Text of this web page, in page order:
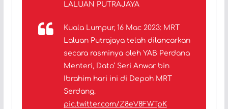
LALUAN PUTRAJAYA
Kuala Lumpur, 16 Mac 2023: MRT
Laluan Putrajaya telah dilancarkan
secara rasminya oleh YAB Perdana
Menteri, Dato’ Seri Anwar bin
Ibrahim hari ini di Depoh MRT
Serdang.
pic.twitter.com/Z8eV8FWTpK